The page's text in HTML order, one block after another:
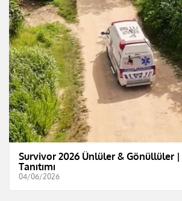
Survivor 2026 Ünlüler & Gönüllüler
Tanıtımı
04/06/2026